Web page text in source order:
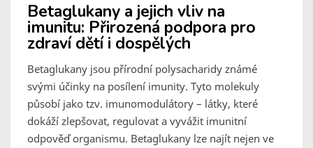
Betaglukany a jejich vliv na
imunitu: Přirozená podpora pro
zdraví dětí i dospělých
Betaglukany jsou přírodní polysacharidy známé
svými účinky na posílení imunity. Tyto molekuly
působí jako tzv. imunomodulátory – látky, které
dokáží zlepšovat, regulovat a vyvážit imunitní
odpověď organismu. Betaglukany lze najít nejen ve